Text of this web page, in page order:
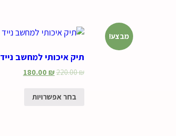
מבצע!
תיק איכותי למחשב נייד
220.00₪
180.00 ₪
בחר אפשרויות